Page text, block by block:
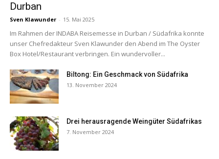
Durban
Sven Klawunder - 15. Mai 2025
Im Rahmen der INDABA Reisemesse in Durban / Südafrika konnte
unser Chefredakteur Sven Klawunder den Abend im The Oyster
Box Hotel/Restaurant verbringen. Ein wundervoller...
Biltong: Ein Geschmack von Südafrika
13. November 2024
Drei herausragende Weingüter Südafrikas
7. November 2024